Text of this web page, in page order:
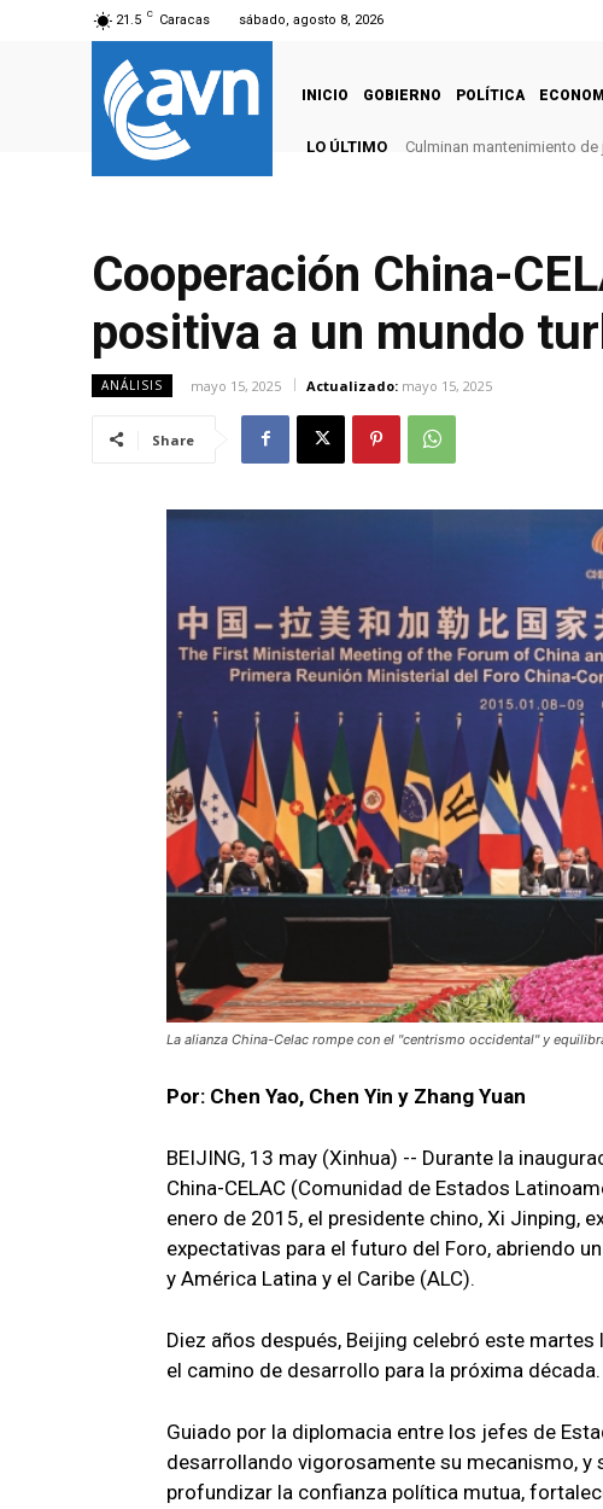
21.5 C Caracas sábado, agosto 8, 2026
INICIO GOBIERNO POLÍTICA
LO ÚLTIMO Culminan mantenimiento
Cooperación China-
positiva a un mundo
ANÁLISIS mayo 15, 2025 Actualizado: mayo 15, 2025
Share
La alianza China-Celac rompe con el "centrismo occidental" y
Por: Chen Yao, Chen Yin y Zhang Yuan
BEIJING, 13 may (Xinhua) -- Durante la
China-CELAC (Comunidad de Estados
enero de 2015, el presidente chino, Xi Jinping,
expectativas para el futuro del Foro, abriendo
y América Latina y el Caribe (ALC).
Diez años después, Beijing celebró este
el camino de desarrollo para la próxima década.
Guiado por la diplomacia entre los jefes de
desarrollando vigorosamente su mecanismo,
profundizar la confianza política mutua,